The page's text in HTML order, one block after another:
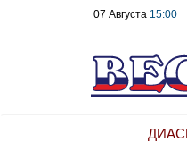
07 Августа 15:00